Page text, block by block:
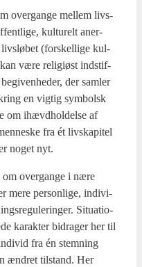
over­gan­ge mel­lem livs­
kul­tu­relt aner­
livslø­bet (for­skel­li­ge kul­
være reli­gi­øst indstif­
der sam­ler
en vig­tig sym­bolsk
om ihævd­hol­del­se af
fra ét livs­ka­pi­tel
noget nyt.
om over­gan­ge i nære
mere per­son­li­ge, indi­vi­
Situ­a­tio­
karak­ter bidra­ger her til
fra én stem­ning
ændret til­stand. Her